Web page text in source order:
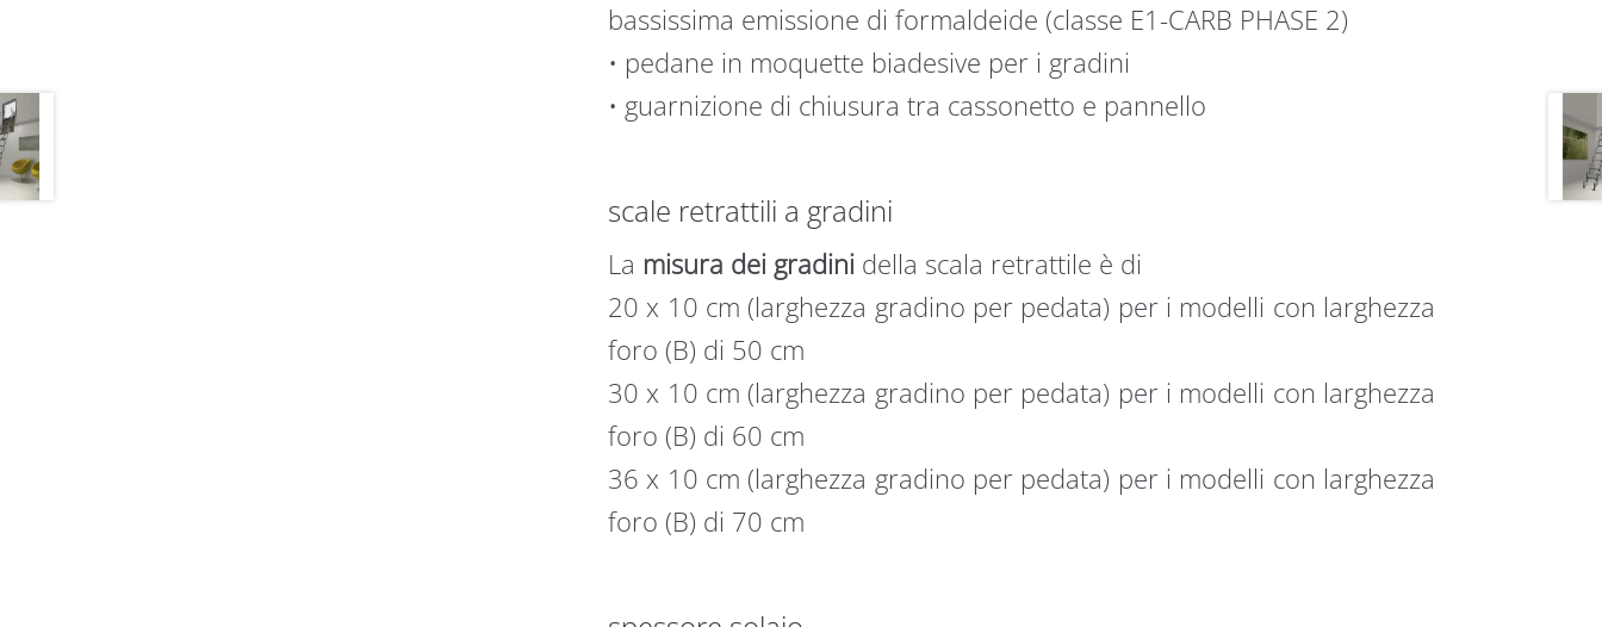
bassissima emissione di formaldeide (classe E1-CARB PHASE 2)
• pedane in moquette biadesive per i gradini
• guarnizione di chiusura tra cassonetto e pannello
scale retrattili a gradini
La misura dei gradini della scala retrattile è di
20 x 10 cm (larghezza gradino per pedata) per i modelli con larghezza
foro (B) di 50 cm
30 x 10 cm (larghezza gradino per pedata) per i modelli con larghezza
foro (B) di 60 cm
36 x 10 cm (larghezza gradino per pedata) per i modelli con larghezza
foro (B) di 70 cm